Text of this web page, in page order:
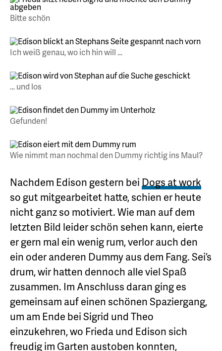
Bitte schön
Ich weiß genau, wo ich hin will …
… und los
Gefunden!
Wie nimmt man nochmal den Dummy richtig ins Maul?
Nachdem Edison gestern bei Dogs at work
so gut mitgearbeitet hatte, schien er heute
nicht ganz so motiviert. Wie man auf dem
letzten Bild leider schön sehen kann, eierte
er gern mal ein wenig rum, verlor auch den
ein oder anderen Dummy aus dem Fang. Sei’s
drum, wir hatten dennoch alle viel Spaß
zusammen. Im Anschluss daran ging es
gemeinsam auf einen schönen Spaziergang,
um am Ende bei Sigrid und Theo
einzukehren, wo Frieda und Edison sich
freudig im Garten austoben konnten,